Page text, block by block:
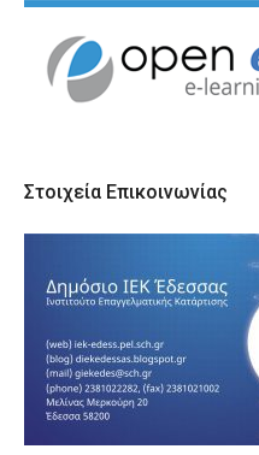
Στοιχεία Επικοινωνίας